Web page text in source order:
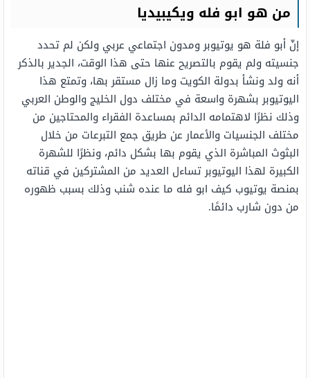
من هو ابو فله ويكيبيديا
إنّ أبو فلة هو يوتيوبر ومدون اجتماعي عربي ولكن لم تحدد
جنسيته ولم يقوم بالتصريح عنها حتى هذا الوقت، الجدير بالذكر
أنه ولد ونشأ بدولة الكويت وما زال مستقر بها، وتمتع هذا
اليوتيوبر بشهرة واسعة في مختلف دول الخليج والوطن العربي
وذلك نظرًا لاهتمامه الدائم بمساعدة الفقراء والمحتاجين من
مختلف الجنسيات والأعمار عن طريق جمع التبرعات من خلال
البثوث المباشرة الذي يقوم بها بشكل دائم، ونظرًا للشهرة
الكبيرة لهذا اليوتيوبر تساءل العديد من المشتركين في قناته
بمنصة يوتيوب كيف ابو فله ما عنده شنب وذلك بسبب ظهوره
من دون شارب دائمًا.